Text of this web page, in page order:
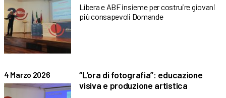
Libera e ABF insieme per costruire giovani
più consapevoli Domande
4 Marzo 2026
“L’ora di fotografia”: educazione
visiva e produzione artistica